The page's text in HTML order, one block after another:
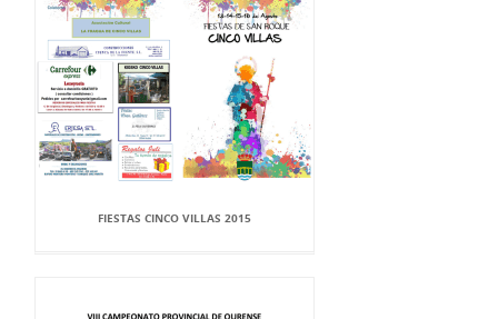
FIESTAS CINCO VILLAS 2015